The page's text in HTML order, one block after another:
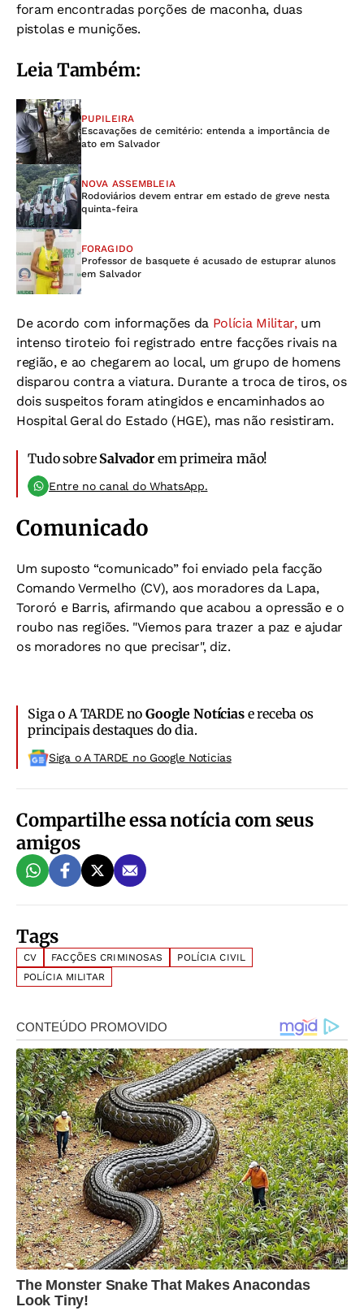
foram encontradas porções de maconha, duas
pistolas e munições.
Leia Também:
PUPILEIRA
Escavações de cemitério: entenda a importância de
ato em Salvador
NOVA ASSEMBLEIA
Rodoviários devem entrar em estado de greve nesta
quinta-feira
FORAGIDO
Professor de basquete é acusado de estuprar alunos
em Salvador
De acordo com informações da Polícia Militar,um
intenso tiroteio foi registrado entre facções rivais na
região, e ao chegarem ao local, um grupo de homens
disparou contra a viatura. Durante a troca de tiros, os
dois suspeitos foram atingidos e encaminhados ao
Hospital Geral do Estado (HGE), mas não resistiram.
Tudo sobre Salvadorem primeira mão!
Entre no canal do WhatsApp.
Comunicado
Um suposto “comunicado” foi enviado pela facção
Comando Vermelho (CV), aos moradores da Lapa,
Tororó e Barris, afirmando que acabou a opressão e o
roubo nas regiões. "Viemos para trazer a paz e ajudar
os moradores no que precisar", diz.
Siga o A TARDE noGoogle Notíciase receba os
principais destaques do dia.
Siga o A TARDE no Google Noticias
Compartilhe essa notícia com seus
amigos
Tags
CV FACÇÕES CRIMINOSAS
POLÍCIA CIVIL
POLÍCIA MILITAR